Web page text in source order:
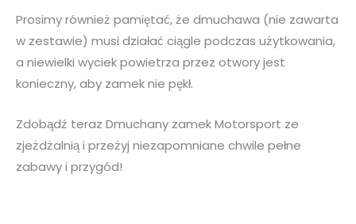
Prosimy również pamiętać, że dmuchawa (nie zawarta
w zestawie) musi działać ciągle podczas użytkowania,
a niewielki wyciek powietrza przez otwory jest
konieczny, aby zamek nie pękł.
Zdobądź teraz Dmuchany zamek Motorsport ze
zjeżdżalnią i przeżyj niezapomniane chwile pełne
zabawy i przygód!